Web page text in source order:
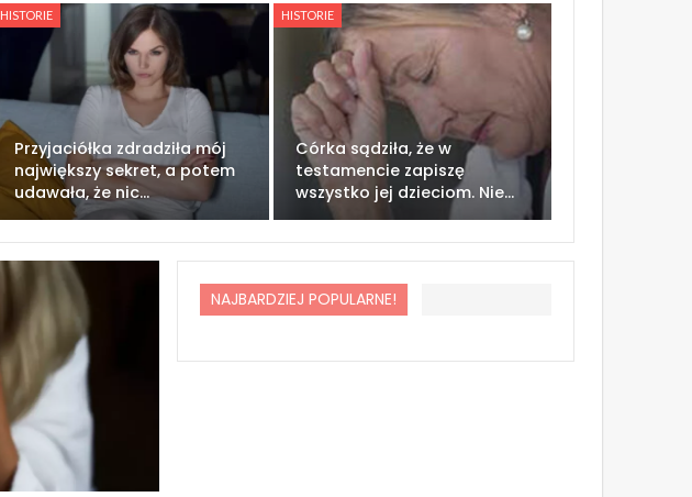
HISTORIE
Przyjaciółka zdradziła mój
największy sekret, a potem
udawała, że nic…
HISTORIE
Córka sądziła, że w
testamencie zapiszę
wszystko jej dzieciom. Nie…
NAJBARDZIEJ POPULARNE!